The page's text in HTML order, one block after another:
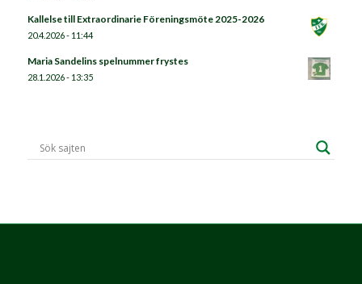
Kallelse till Extraordinarie Föreningsmöte 2025-2026
20.4.2026 - 11:44
Maria Sandelins spelnummer frystes
28.1.2026 - 13:35